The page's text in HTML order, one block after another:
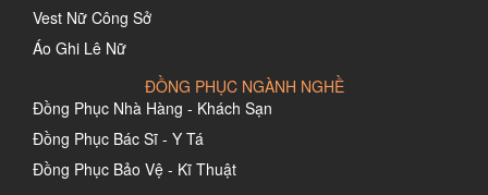
Vest Nữ Công Sở
Áo Ghi Lê Nữ
ĐỒNG PHỤC NGÀNH NGHỀ
Đồng Phục Nhà Hàng - Khách Sạn
Đồng Phục Bác Sĩ - Y Tá
Đồng Phục Bảo Vệ - Kĩ Thuật